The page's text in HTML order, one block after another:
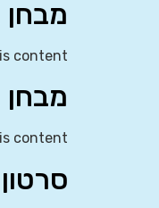
מבחן 1 שאלה 3
content
מבחן 1 שאלה 1
content